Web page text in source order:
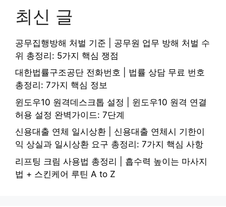
최신 글
공무집행방해 처벌 기준 | 공무원 업무 방해 처벌 수
위 총정리: 5가지 핵심 쟁점
대한법률구조공단 전화번호 | 법률 상담 무료 번호
총정리: 7가지 핵심 정보
윈도우10 원격데스크톱 설정 | 윈도우10 원격 연결
허용 설정 완벽가이드: 7단계
신용대출 연체 일시상환 | 신용대출 연체시 기한이
익 상실과 일시상환 요구 총정리: 7가지 핵심 사항
리프팅 크림 사용법 총정리 | 흡수력 높이는 마사지
법 + 스킨케어 루틴 A to Z